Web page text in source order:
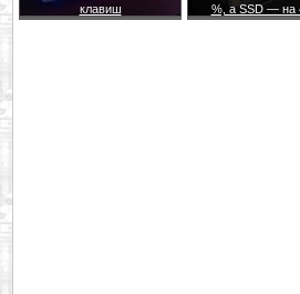
клавиш
%, а SSD — на